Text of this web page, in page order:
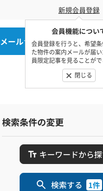
新規会員登録
会員機能につい
会員登録を行うと、希望
た物件の案内メールが届
員限定記事を見ることがで
閉じる
メールでお問合せ 電
検索条件の変更
キーワードから
検索する 1件